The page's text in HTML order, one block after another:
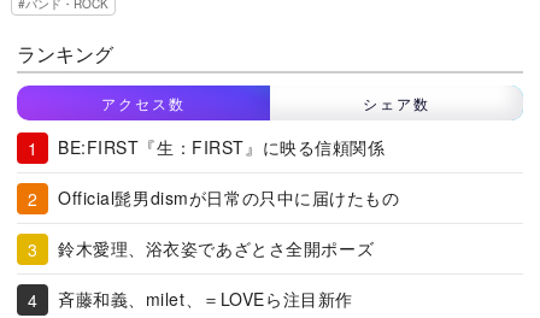
ランキング
アクセス数 シェア数
BE:FIRST『生：FIRST』に映る信頼関係
Official髭男dismが日常の只中に届けたもの
鈴木愛理、浴衣姿であざとさ全開ポーズ
斉藤和義、milet、＝LOVEら注目新作